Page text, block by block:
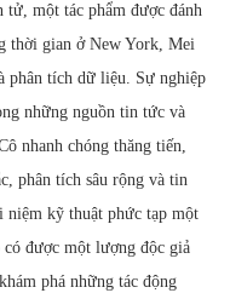
tử, một tác phẩm được đánh
thời gian ở New York, Mei
phân tích dữ liệu. Sự nghiệp
những nguồn tin tức và
nhanh chóng thăng tiến,
phân tích sâu rộng và tin
niệm kỹ thuật phức tạp một
có được một lượng độc giả
phá những tác động